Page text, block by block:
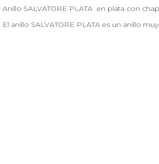
Anillo SALVATORE PLATA en plata con
El anillo SALVATORE PLATA es un anillo